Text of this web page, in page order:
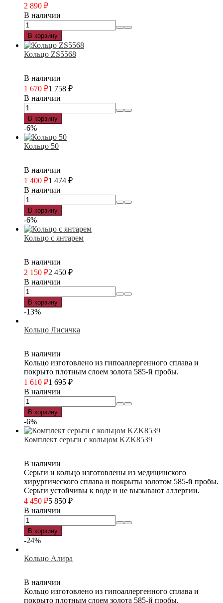
2 890 ₽
В наличии
В корзину
Кольцо ZS5568
В наличии
1 670 ₽1 758 ₽
В наличии
В корзину
-6%
Кольцо 50
В наличии
1 400 ₽1 474 ₽
В наличии
В корзину
-6%
Кольцо с янтарем
В наличии
2 150 ₽2 450 ₽
В наличии
В корзину
-13%
Кольцо Лисичка
В наличии
Кольцо изготовлено из гипоаллергенного сплава и
покрыто плотным слоем золота 585-й пробы.
1 610 ₽1 695 ₽
В наличии
В корзину
-6%
Комплект серьги с кольцом KZK8539
В наличии
Серьги и кольцо изготовлены из медицинского
хирургического сплава и покрыты золотом 585-й пробы.
Серьги устойчивы к воде и не вызывают аллергии.
4 450 ₽5 850 ₽
В наличии
В корзину
-24%
Кольцо Алира
В наличии
Кольцо изготовлено из гипоаллергенного сплава и
покрыто плотным слоем золота 585-й пробы.